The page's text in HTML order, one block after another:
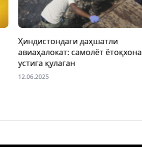
Ҳиндистондаги даҳшатли
авиаҳалокат: самолёт ётоқхона
устига қулаган
12.06.2025